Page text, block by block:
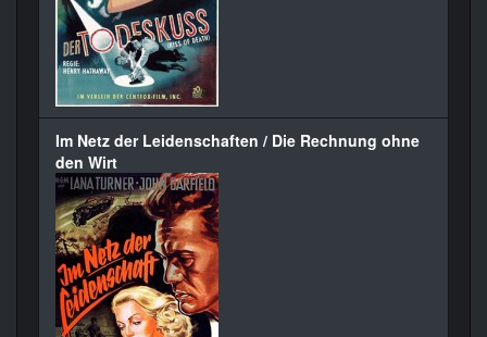
Im Netz der Leidenschaften / Die Rechnung ohne
den Wirt